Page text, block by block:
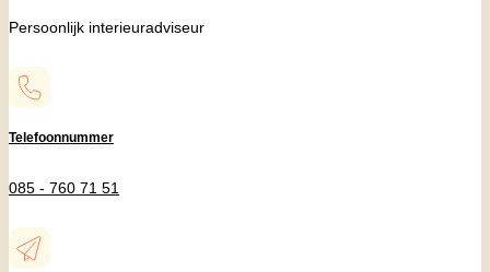
Persoonlijk interieuradviseur
Telefoonnummer
085 - 760 71 51